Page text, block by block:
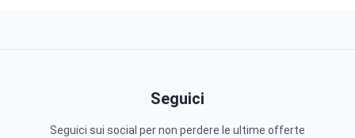
Seguici
Seguici sui social per non perdere le ultime offerte